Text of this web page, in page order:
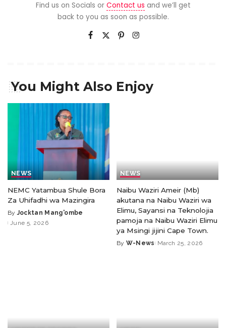
Find us on Socials or Contact us and we’ll get
back to you as soon as possible.
You Might Also Enjoy
NEWS
NEMC Yatambua Shule Bora
Za Uhifadhi wa Mazingira
By Jocktan Mang'ombe
June 5, 2026
NEWS
Naibu Waziri Ameir (Mb)
akutana na Naibu Waziri wa
Elimu, Sayansi na Teknolojia
pamoja na Naibu Waziri Elimu
ya Msingi jijini Cape Town.
By W-News March 25, 2026